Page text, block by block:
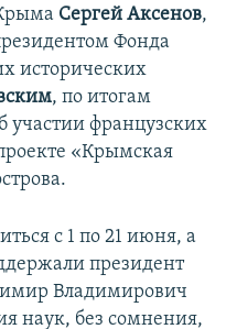
Сергей Аксенов,
Фонда
исторических
, по итогам
участии французских
«Крымская
с 1 по 21 июня, а
президент
Владимирович
наук, без сомнения,